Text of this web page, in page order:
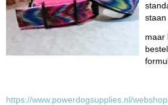
maar
https://www.powerdogsupplies.nl/